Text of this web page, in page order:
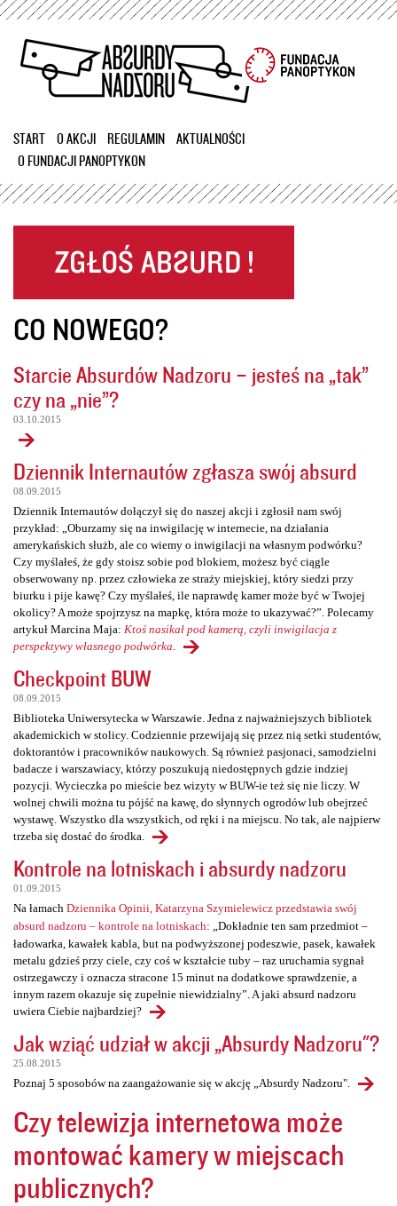
Przejdź
treści
START O AKCJI REGULAMIN
AKTUALNOŚCI
O FUNDACJI PANOPTYKON
CO NOWEGO?
Starcie Absurdów Nadzoru – jesteś na „tak”
czy na „nie”?
03.10.2015
Dziennik Internautów zgłasza swój absurd
08.09.2015
Dziennik Internautów dołączył się do naszej akcji i zgłosił nam swój
przykład: „Oburzamy się na inwigilację w internecie, na działania
amerykańskich służb, ale co wiemy o inwigilacji na własnym podwórku?
Czy myślałeś, że gdy stoisz sobie pod blokiem, możesz być ciągle
obserwowany np. przez człowieka ze straży miejskiej, który siedzi przy
biurku i pije kawę? Czy myślałeś, ile naprawdę kamer może być w Twojej
okolicy? A może spojrzysz na mapkę, która może to ukazywać?”. Polecamy
artykuł Marcina Maja: Ktoś nasikał pod kamerą, czyli inwigilacja z
perspektywy własnego podwórka
Checkpoint BUW
08.09.2015
Biblioteka Uniwersytecka w Warszawie. Jedna z najważniejszych bibliotek
akademickich w stolicy. Codziennie przewijają się przez nią setki studentów,
doktorantów i pracowników naukowych. Są również pasjonaci, samodzielni
badacze i warszawiacy, którzy poszukują niedostępnych gdzie indziej
pozycji. Wycieczka po mieście bez wizyty w BUW-ie też się nie liczy. W
wolnej chwili można tu pójść na kawę, do słynnych ogrodów lub obejrzeć
wystawę. Wszystko dla wszystkich, od ręki i na miejscu. No tak, ale najpierw
trzeba się dostać do środka.
Kontrole na lotniskach i absurdy nadzoru
01.09.2015
Na łamach Dziennika Opinii, Katarzyna Szymielewicz przedstawia swój
absurd nadzoru – kontrole na lotniskach: „Dokładnie ten sam przedmiot –
ładowarka, kawałek kabla, but na podwyższonej podeszwie, pasek, kawałek
metalu gdzieś przy ciele, czy coś w kształcie tuby – raz uruchamia sygnał
ostrzegawczy i oznacza stracone 15 minut na dodatkowe sprawdzenie, a
innym razem okazuje się zupełnie niewidzialny”. A jaki absurd nadzoru
uwiera Ciebie najbardziej?
Jak wziąć udział w akcji „Absurdy Nadzoru"?
25.08.2015
Poznaj 5 sposobów na zaangażowanie się w akcję „Absurdy Nadzoru".
Czy telewizja internetowa może
montować kamery w miejscach
publicznych?